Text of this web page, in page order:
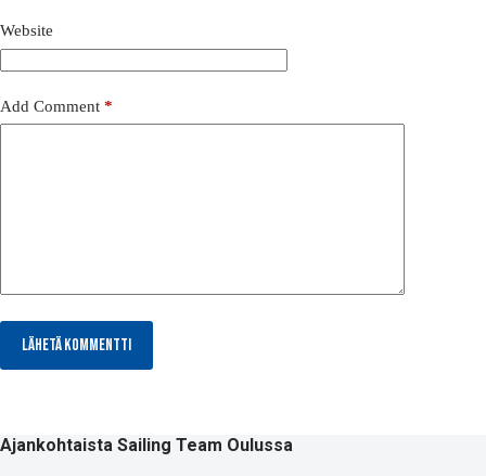
Website
Add Comment *
Lähetä kommentti
Ajankohtaista Sailing Team Oulussa